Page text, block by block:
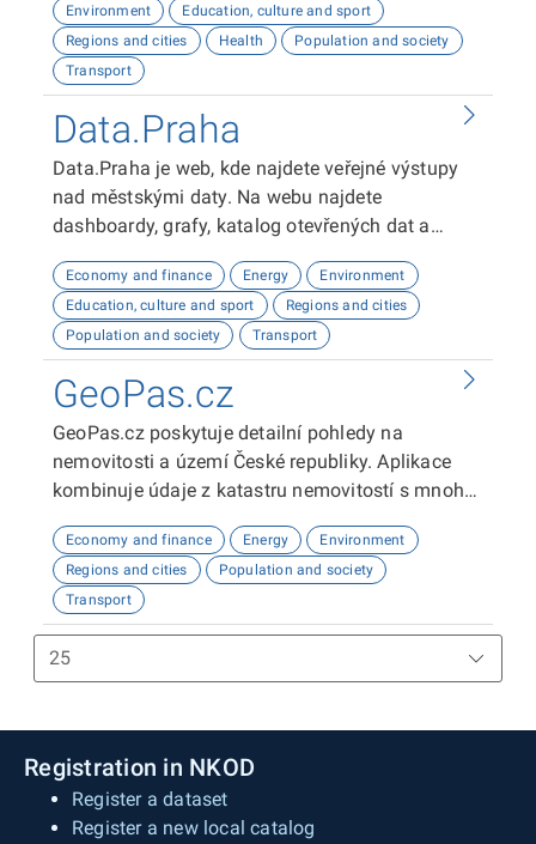
školství, životním prostředí, kultuře nebo třeba
potenciálu pro fotovoltaiku.
Environment
Education, culture and sport
Regions and cities
Health
Population and society
Transport
Data.Praha
Data.Praha je web, kde najdete veřejné výstupy
nad městskými daty. Na webu najdete
dashboardy, grafy, katalog otevřených dat a
umožní analyzovat a vizualizovat data o Praze.
Doufáme, že vám naše platforma bude užitečná!
Economy and finance Energy
Environment
Education, culture and sport
Regions and cities
Population and society
Transport
GeoPas.cz
GeoPas.cz poskytuje detailní pohledy na
nemovitosti a území České republiky. Aplikace
kombinuje údaje z katastru nemovitostí s mnoha
prostředí, občanská vybavenost, sítě, územní
plány a spoustu dalších. Slouží zejména
zájemcům o nemovitosti a profesionálům v
realitním oboru.
Economy and finance Energy
Environment
Regions and cities
Population and society
Transport
Registration in NKOD
Register a dataset
Register a new local catalog